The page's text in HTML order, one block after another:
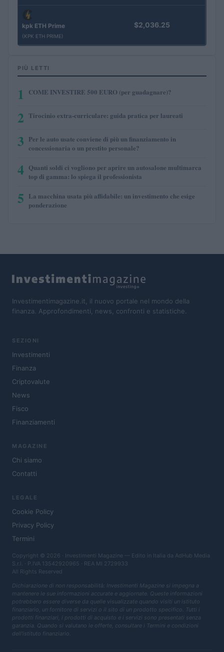
kpk ETH Prime
(KPK ETH PRIME)
$2,036.25
PIÙ LETTI
1 COME INVESTIRE 500 EURO (per guadagnare)?
2 Tirocinio extra-curriculare: guida pratica per laureati
3 Per le auto usate conviene di più un finanziamento in
concessionaria o un prestito personale?
4 Quanti soldi ci vogliono per aprire un autosalone multimarca
top di gamma: lo spiega il professionista
5 La macchina usata più affidabile: un investimento che esige
ponderazione
Investimentimagazine.it, il nuovo portale nel mondo della
finanza. Approfondimenti, news, confronti e statistiche.
SEZIONI
Investimenti
Finanza
Criptovalute
News
Fisco
Finanziamenti
MAGAZINE
Chi siamo
Contatti
LEGALE
Cookie Policy
Privacy Policy
Termini
Copyright © 2026 · Investimenti Magazine — Edito in Italia da AdHub Media
S.r.l. · P.IVA 13542920965 · REA MI 2729933
All Rights Reserved
Dichiarazione di non responsabilità: Investimenti Magazine si impegna a
mantenere le sue informazioni accurate e aggiornate. Queste informazioni
potrebbero essere diverse da quelle visualizzate quando visiti un istituto
finanziario, un fornitore di servizi o il sito di un prodotto specifico. Tutti i
prodotti finanziari, i prodotti di acquisto e i servizi sono presentati senza
garanzia. Quando si valutano le offerte, consultare i Termini e condizioni
dell'istituto finanziario.